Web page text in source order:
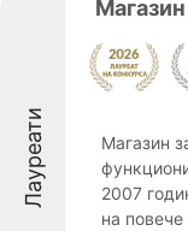
Лауреати
Магазин
2007
на повече